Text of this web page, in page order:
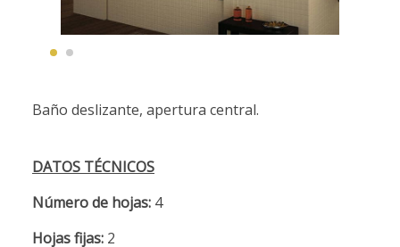
Baño deslizante, apertura central.
DATOS TÉCNICOS
Número de hojas: 4
Hojas fijas: 2